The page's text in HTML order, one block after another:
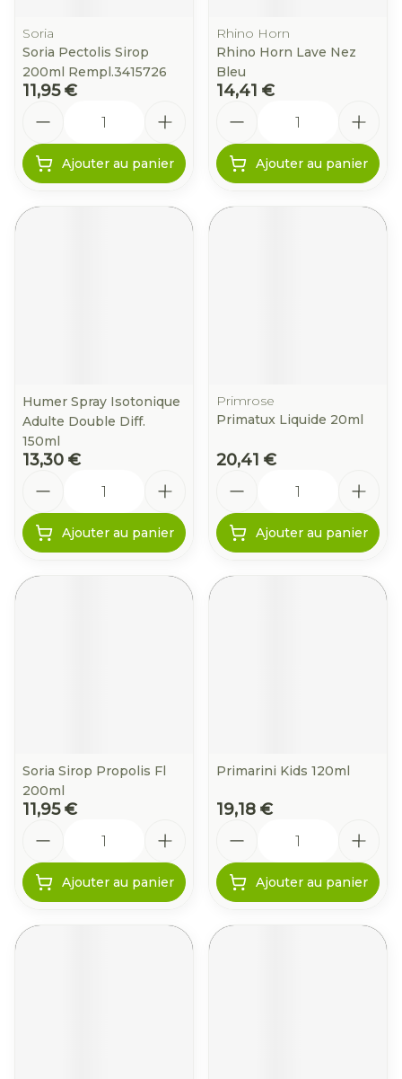
Soria
Soria Pectolis Sirop
200ml Rempl.3415726
11,95 €
Ajouter au panier
Rhino Horn
Rhino Horn Lave Nez
Bleu
14,41 €
Ajouter au panier
Humer Spray Isotonique
Adulte Double Diff.
150ml
13,30 €
Ajouter au panier
Primrose
Primatux Liquide 20ml
20,41 €
Ajouter au panier
Soria Sirop Propolis Fl
200ml
11,95 €
Ajouter au panier
Primarini Kids 120ml
19,18 €
Ajouter au panier